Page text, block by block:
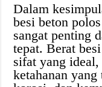
Dalam
besi beton
sangat penting
tepat. Berat
sifat yang
ketahanan